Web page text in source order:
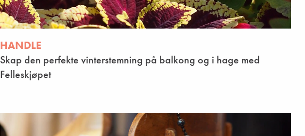
HANDLE
Skap den perfekte vinterstemning på balkong og i hage med
Felleskjøpet